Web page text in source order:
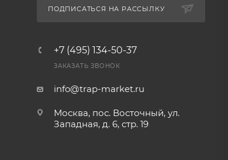
ПОДПИСАТЬСЯ НА РАССЫЛКУ
+7 (495) 134-50-37
ЗАКАЗАТЬ ЗВОНОК
info@trap-market.ru
Москва, пос. Восточный, ул.
Западная, д. 6, стр. 19